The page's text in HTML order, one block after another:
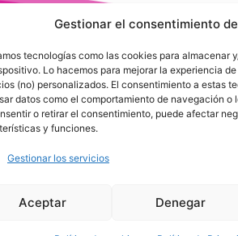
Gestionar el consentimiento
tecnologías como las cookies para almacenar
Lo hacemos para mejorar la experiencia
(no) personalizados. El consentimiento a estas
datos como el comportamiento de navegación o
o retirar el consentimiento, puede afectar
y funciones.
Gestionar los servicios
Aceptar Denegar
la